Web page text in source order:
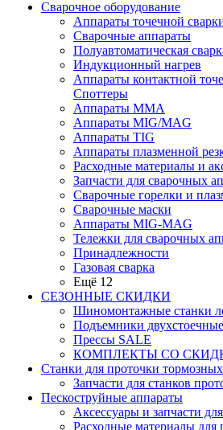
Сварочное оборудование
Аппараты точечной
Сварочные аппараты
Полуавтоматическая
Индукционный нагрев
Аппараты контактной
Споттеры
Аппараты MMA
Аппараты MIG/MAG
Аппараты TIG
Аппараты плазменной
Расходные материалы и
Запчасти для сварочных
Сварочные горелки и
Сварочные маски
Аппараты MIG-MAG
Тележки для сварочных
Принадлежности
Газовая сварка
Ещё 12
СЕЗОННЫЕ СКИДКИ
Шиномонтажные станки
Подъемники
Прессы SALE
КОМПЛЕКТЫ СО
Станки для проточки
Запчасти для станков
Пескоструйные аппараты
Аксессуары и запчасти
Расходные материалы для